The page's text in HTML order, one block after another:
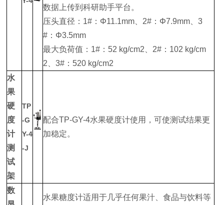
数据上传到科研助手平台。
压头直径：1#：Φ11.1mm、2#：Φ7.9mm、3
#：Φ3.5mm
最大负荷值：1#：52 kg/cm2、2#：102 kg/cm
2、3#：520 kg/cm2
水
果
硬
度
计
测
试
架
TP
-G
Y-4
-J
配合TP-GY-4水果硬度计使用，可使测试结果更
加稳定。
数
水果糖度计适用于几乎任何果汁、食品与饮料等